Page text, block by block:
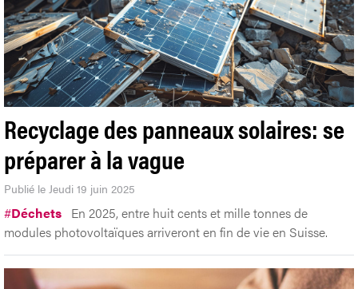
Recyclage des panneaux solaires: se
préparer à la vague
Publié le Jeudi 19 juin 2025
#Déchets En 2025, entre huit cents et mille tonnes de
modules photovoltaïques arriveront en fin de vie en Suisse.